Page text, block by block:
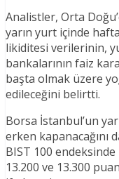
Analistler, Orta
yarın yurt içinde
likiditesi verilerinin,
bankalarının faiz
başta olmak üzere
edileceğini belirtti.
Borsa İstanbul’un
erken kapanacağını
BIST 100 endeksinde
13.200 ve 13.300